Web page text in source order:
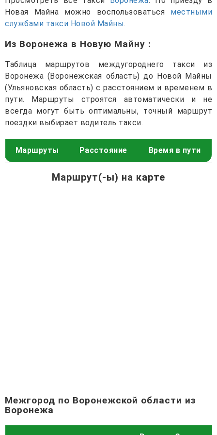
Новая Майна можно воспользоваться местными
службами такси Новой Майны.
Из Воронежа в Новую Майну :
Таблица маршрутов междугороднего такси из
Воронежа (Воронежская область) до Новой Майны
(Ульяновская область) с расстоянием и временем в
пути. Маршруты строятся автоматически и не
всегда могут быть оптимальны, точный маршрут
поездки выбирает водитель такси.
Маршруты Расстояние Время в пути
Маршрут(-ы) на карте
Межгород по Воронежской области из
Воронежа